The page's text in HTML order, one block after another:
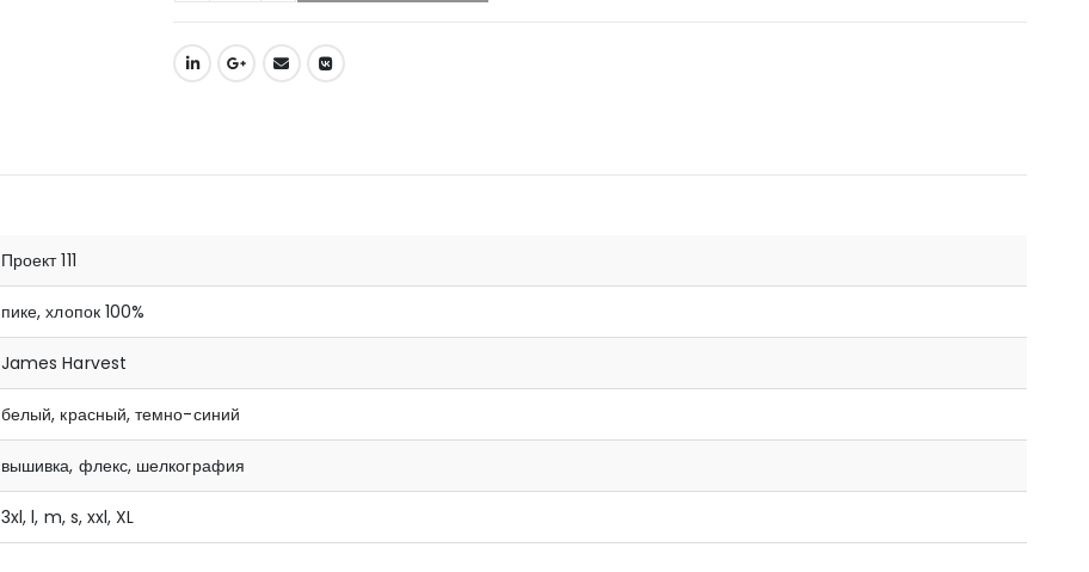
Проект 111
пике, хлопок 100%
James Harvest
белый, красный, темно-синий
вышивка, флекс, шелкография
3xl, l, m, s, xxl, XL